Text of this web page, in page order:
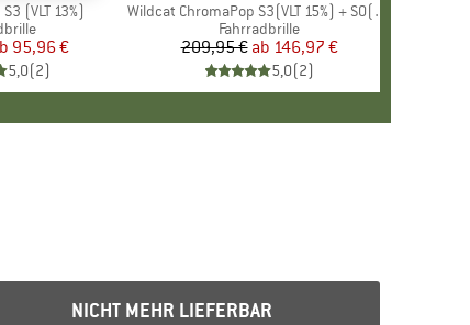
(VLT 13%)
Preis
95,96 €
5,0(2)
Artikel
Wildcat ChromaPop S3(VLT 15%) + S0(VLT 90%)
Produktgruppe
Fahrradbrille
Preis
209,95 € reduzierter Preis
ab 146,97 €
5,0(2)
NICHT MEHR LIEFERBAR